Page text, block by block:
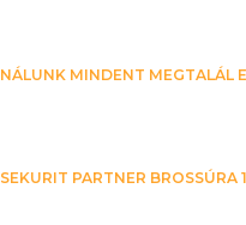
NÁLUNK MINDENT MEGTALÁL
SEKURIT PARTNER BROSSÚRA 1